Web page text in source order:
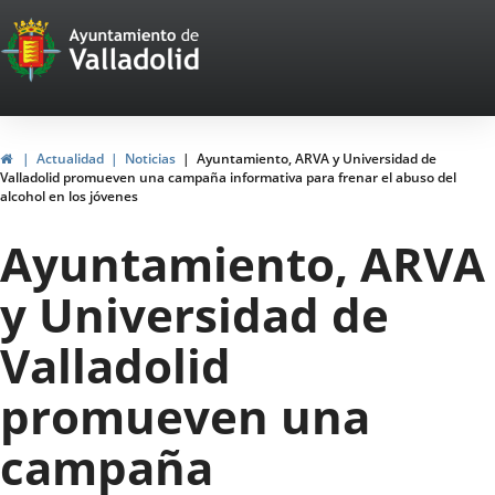
Portal
Web
del
Ayuntamiento
de
Valladolid
HomeActualidad Noticias
Ayuntamiento, ARVA y Universidad de
Valladolid promueven una campaña informativa para frenar el abuso del
alcohol en los jóvenes
Ayuntamiento, ARVA
y Universidad de
Valladolid
promueven una
campaña